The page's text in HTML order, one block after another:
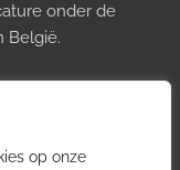
op onze
onder de
België.